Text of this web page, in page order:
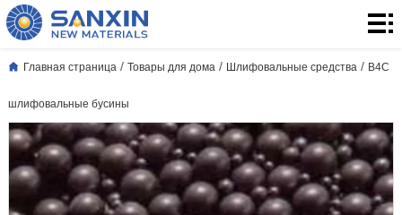
Главная
страница
Товары
для
дома
3.
Применение
Блог
О
Главная страница / Товары для дома / Шлифовальные средства / B4C
шлифовальные бусины